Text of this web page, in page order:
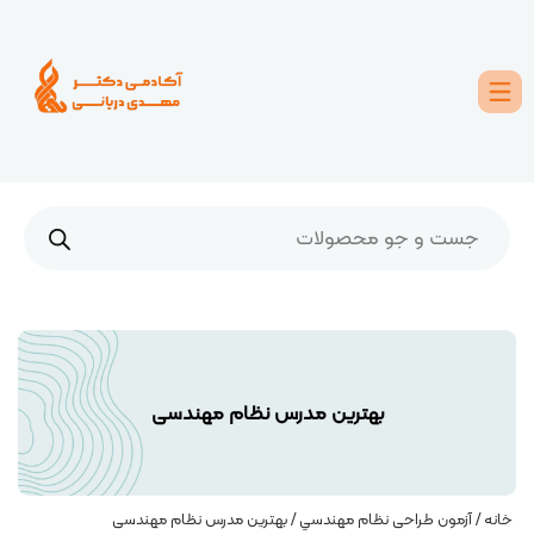
بهترین مدرس نظام مهندسی
خانه/آزمون طراحی نظام مهندسي/ بهترین مدرس نظام مهندسی